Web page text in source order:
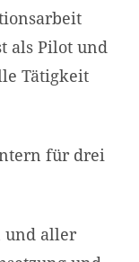
als Pilot und
Tätigkeit
für drei
und aller